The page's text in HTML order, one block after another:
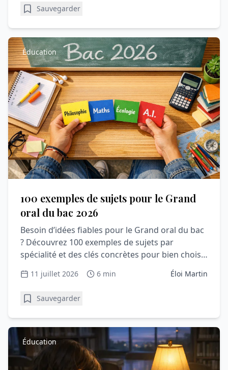
Sauvegarder
Éducation
100 exemples de sujets pour le Grand
oral du bac 2026
Besoin d’idées fiables pour le Grand oral du bac
? Découvrez 100 exemples de sujets par
spécialité et des clés concrètes pour bien choisir
11 juillet 2026 6 min Éloi Martin
Sauvegarder
Éducation